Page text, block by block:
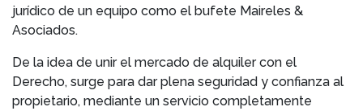
jurídico de un equipo como el bufete Maireles &
Asociados.
De la idea de unir el mercado de alquiler con el
Derecho, surge para dar plena seguridad y confianza al
propietario, mediante un servicio completamente